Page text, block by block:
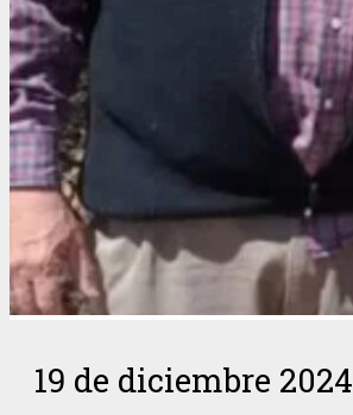
19 de diciembre 2024